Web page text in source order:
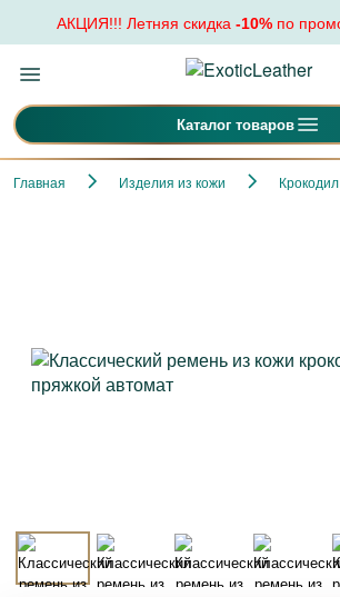
АКЦИЯ!!! Летняя скидка -10%по
Каталог товаров
Главная Изделия из кожи Крокодил